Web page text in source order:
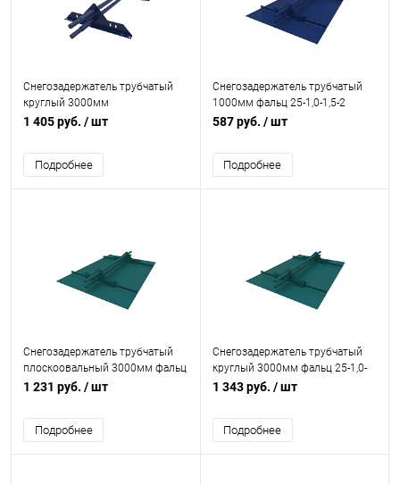
Снегозадержатель трубчатый
круглый 3000мм
универсальный 25-1,2-2,0-3
порошковым покрытием RAL
5002
1 405 руб. / шт
Подробнее
Снегозадержатель трубчатый
1000мм фальц 25-1,0-1,5-2
холоднокатанная сталь с
5002
587 руб. / шт
Подробнее
Снегозадержатель трубчатый
плоскоовальный 3000мм фальц
25-1,0-1,5-3 оцинкованная сталь
5021
1 231 руб. / шт
Подробнее
Снегозадержатель трубчатый
круглый 3000мм фальц 25-1,0-
1,0-3 оцинкованная сталь с
5021
1 343 руб. / шт
Подробнее